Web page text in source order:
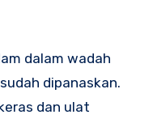
dalam wadah
dipanaskan.
dan ulat